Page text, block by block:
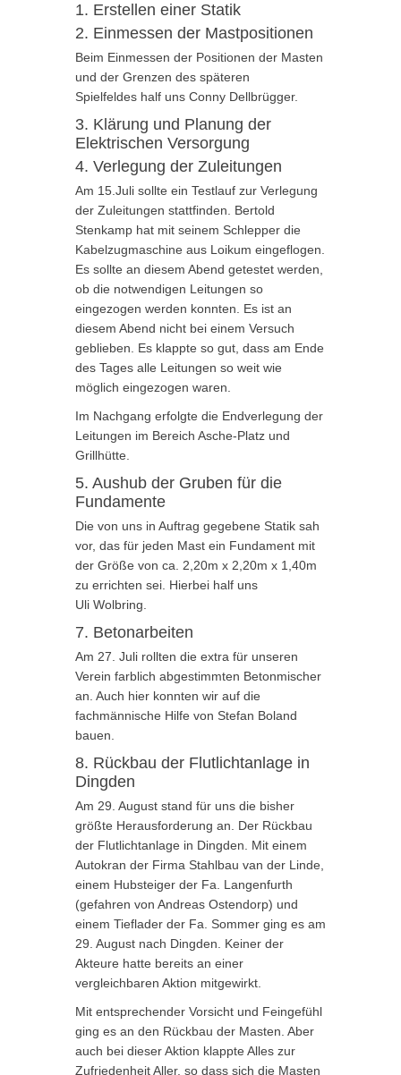
1. Erstellen einer Statik
2. Einmessen der Mastpositionen
Beim Einmessen der Positionen der Masten
und der Grenzen des späteren
Spielfeldes half uns Conny Dellbrügger.
3. Klärung und Planung der
Elektrischen Versorgung
4. Verlegung der Zuleitungen
Am 15.Juli sollte ein Testlauf zur Verlegung
der Zuleitungen stattfinden. Bertold
Stenkamp hat mit seinem Schlepper die
Kabelzugmaschine aus Loikum eingeflogen.
Es sollte an diesem Abend getestet werden,
ob die notwendigen Leitungen so
eingezogen werden konnten. Es ist an
diesem Abend nicht bei einem Versuch
geblieben. Es klappte so gut, dass am Ende
des Tages alle Leitungen so weit wie
möglich eingezogen waren.
Im Nachgang erfolgte die Endverlegung der
Leitungen im Bereich Asche-Platz und
Grillhütte.
5. Aushub der Gruben für die
Fundamente
Die von uns in Auftrag gegebene Statik sah
vor, das für jeden Mast ein Fundament mit
der Größe von ca. 2,20m x 2,20m x 1,40m
zu errichten sei. Hierbei half uns
Uli Wolbring.
7. Betonarbeiten
Am 27. Juli rollten die extra für unseren
Verein farblich abgestimmten Betonmischer
an. Auch hier konnten wir auf die
fachmännische Hilfe von Stefan Boland
bauen.
8. Rückbau der Flutlichtanlage in
Dingden
Am 29. August stand für uns die bisher
größte Herausforderung an. Der Rückbau
der Flutlichtanlage in Dingden. Mit einem
Autokran der Firma Stahlbau van der Linde,
einem Hubsteiger der Fa. Langenfurth
(gefahren von Andreas Ostendorp) und
einem Tieflader der Fa. Sommer ging es am
29. August nach Dingden. Keiner der
Akteure hatte bereits an einer
vergleichbaren Aktion mitgewirkt.
Mit entsprechender Vorsicht und Feingefühl
ging es an den Rückbau der Masten. Aber
auch bei dieser Aktion klappte Alles zur
Zufriedenheit Aller, so dass sich die Masten